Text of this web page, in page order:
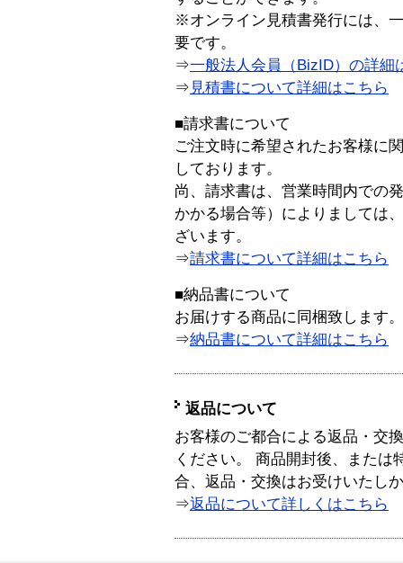
※オンライン見積書発行には、
要です。
⇒一般法人会員（BizID）の詳細
⇒ 見積書について詳細はこちら
■請求書について
ご注文時に希望されたお客様に
しております。
尚、請求書は、営業時間内での
かかる場合等）によりましては
ざいます。
⇒請求書について詳細はこちら
■納品書について
お届けする商品に同梱致します。
⇒納品書について詳細はこちら
返品について
お客様のご都合による返品・交
ください。 商品開封後、または
合、返品・交換はお受けいたし
⇒返品について詳しくはこちら